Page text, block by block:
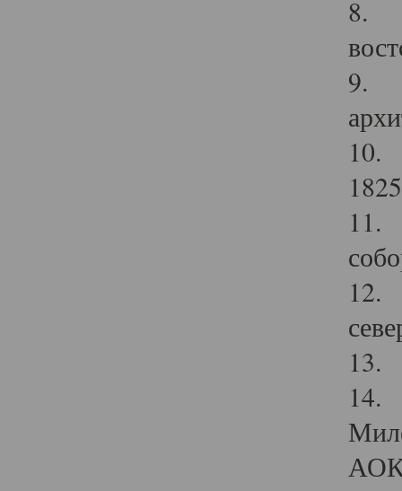
8.
9.
10.
11.
12.
13.
14.